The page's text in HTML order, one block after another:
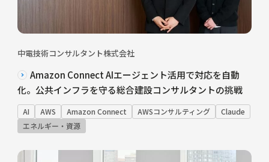
中電技術コンサルタント株式会社
Amazon Connect AIエージェント活用で対応を自動
化。公共インフラを守る総合建設コンサルタントの挑戦
AI AWS Amazon Connect AWSコンサルティング
Claude
エネルギー・資源